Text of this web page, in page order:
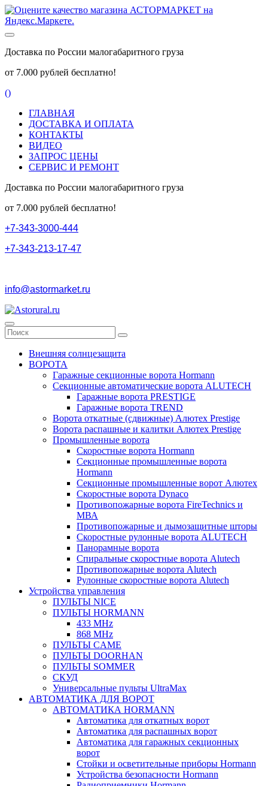
Доставка по России малогабаритного груза
от 7.000 рублей бесплатно!
()
ГЛАВНАЯ
ДОСТАВКА И ОПЛАТА
КОНТАКТЫ
ВИДЕО
ЗАПРОС ЦЕНЫ
СЕРВИС И РЕМОНТ
Доставка по России малогабаритного груза
от 7.000 рублей бесплатно!
+7-343-3000-444
+7-343-213-17-47
info@astormarket.ru
Внешняя солнцезащита
ВОРОТА
Гаражные секционные ворота Hormann
Секционные автоматические ворота ALUTECH
Гаражные ворота PRESTIGE
Гаражные ворота TREND
Ворота откатные (сдвижные) Алютех Prestige
Ворота распашные и калитки Алютех Prestige
Промышленные ворота
Скоростные ворота Hormann
Секционные промышленные ворота
Hormann
Секционные промышленные ворот Алютех
Скоростные ворота Dynaco
Противопожарные ворота FireTechnics и
МВА
Противопожарные и дымозащитные шторы
Скоростные рулонные ворота ALUTECH
Панорамные ворота
Спиральные скоростные ворота Alutech
Противопожарные ворота Alutech
Рулонные скоростные ворота Alutech
Устройства управления
ПУЛЬТЫ NICE
ПУЛЬТЫ HORMANN
433 MHz
868 MHz
ПУЛЬТЫ CAME
ПУЛЬТЫ DOORHAN
ПУЛЬТЫ SOMMER
СКУД
Универсальные пульты UltraMax
АВТОМАТИКА ДЛЯ ВОРОТ
АВТОМАТИКА HORMANN
Автоматика для откатных ворот
Автоматика для распашных ворот
Автоматика для гаражных секционных
ворот
Стойки и осветительные приборы Hormann
Устройства безопасности Hormann